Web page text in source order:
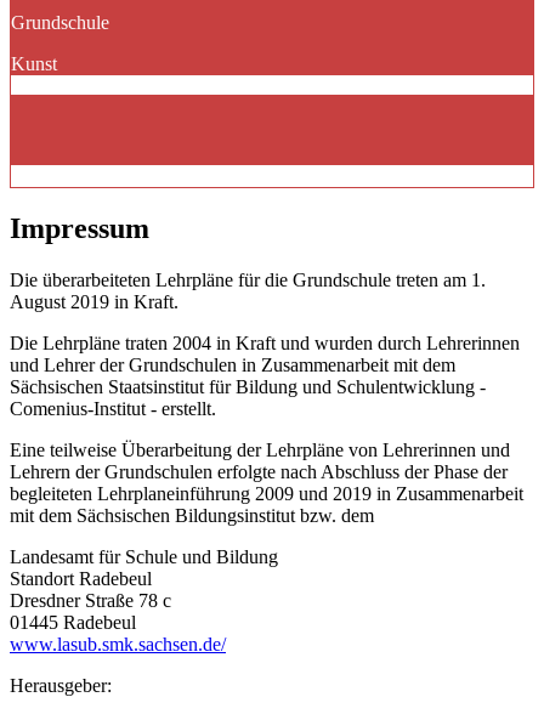
Grundschule
Kunst
Impressum
Die überarbeiteten Lehrpläne für die Grundschule treten am 1.
August 2019 in Kraft.
Die Lehrpläne traten 2004 in Kraft und wurden durch Lehrerinnen
und Lehrer der Grundschulen in Zusammenarbeit mit dem
Sächsischen Staatsinstitut für Bildung und Schulentwicklung -
Comenius-Institut - erstellt.
Eine teilweise Überarbeitung der Lehrpläne von Lehrerinnen und
Lehrern der Grundschulen erfolgte nach Abschluss der Phase der
begleiteten Lehrplaneinführung 2009 und 2019 in Zusammenarbeit
mit dem Sächsischen Bildungsinstitut bzw. dem
Landesamt für Schule und Bildung
Standort Radebeul
Dresdner Straße 78 c
01445 Radebeul
www.lasub.smk.sachsen.de/
Herausgeber: